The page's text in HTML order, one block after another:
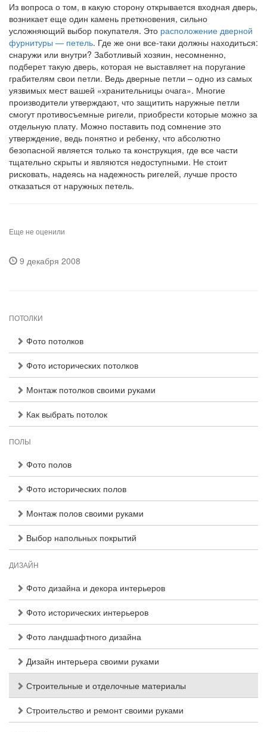
Из вопроса о том, в какую сторону открывается входная дверь,
возникает еще один камень преткновения, сильно
усложняющий выбор покупателя. Это расположение дверной
фурнитуры — петель. Где же они все-таки должны находиться:
снаружи или внутри? Заботливый хозяин, несомненно,
подберет такую дверь, которая не выставляет на поругание
грабителям свои петли. Ведь дверные петли – одно из самых
уязвимых мест вашей «хранительницы очага». Многие
производители утверждают, что защитить наружные петли
смогут противосъемные ригели, приобрести которые можно за
отдельную плату. Можно поставить под сомнение это
утверждение, ведь понятно и ребенку, что абсолютно
безопасной является только та конструкция, где все части
тщательно скрыты и являются недоступными. Не стоит
рисковать, надеясь на надежность ригелей, лучше просто
отказаться от наружных петель.
Еще не оценили
9 декабря 2008
ПОТОЛКИ
Фото потолков
Фото исторических потолков
Монтаж потолков своими руками
Как выбрать потолок
ПОЛЫ
Фото полов
Фото исторических полов
Монтаж полов своими руками
Выбор напольных покрытий
ДИЗАЙН
Фото дизайна и декора интерьеров
Фото исторических интерьеров
Фото ландшафтного дизайна
Дизайн интерьера своими руками
Строительные и отделочные материалы
Строительство и ремонт своими руками